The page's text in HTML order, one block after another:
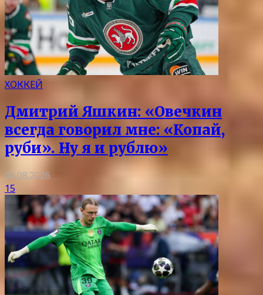
ХОККЕЙ
Дмитрий Яшкин: «Овечкин
всегда говорил мне: «Копай,
руби». Ну я и рублю»
06.08.2026
15